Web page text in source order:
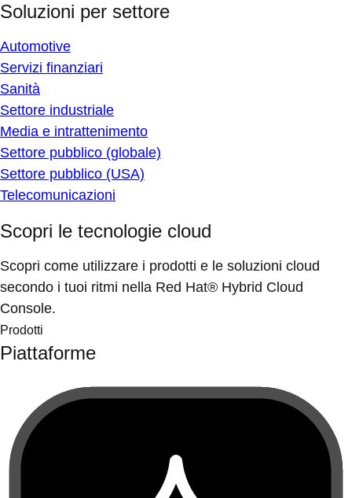
Soluzioni per settore
Automotive
Servizi finanziari
Sanità
Settore industriale
Media e intrattenimento
Settore pubblico (globale)
Settore pubblico (USA)
Telecomunicazioni
Scopri le tecnologie cloud
Scopri come utilizzare i prodotti e le soluzioni cloud
secondo i tuoi ritmi nella Red Hat® Hybrid Cloud
Console.
Prodotti
Piattaforme